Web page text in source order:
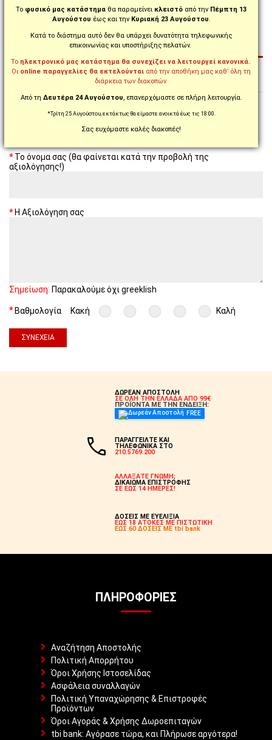
YZF R1 / 2002 - 2003
YZF R1 / 2004 - 2005
ΑΞΙΟΛΟΓΉΣΕΙΣ (2)
4.5 από 2 αξιολογήσεις!
Το όνομα σας (θα φαίνεται κατά την προβολή της
αξιολόγησης!)
Η Αξιολόγηση σας
Σημείωση: Παρακαλούμε όχι greeklish
Βαθμολογία Κακή Καλή
ΣΥΝΈΧΕΙΑ
ΔΩΡΕΑΝ ΑΠΟΣΤΟΛΗ
ΣΕ ΟΛΗ ΤΗΝ ΕΛΛΑΔΑ ΑΠΟ 99€
ΠΡΟΪΟΝΤΑ ΜΕ ΤΗΝ ΕΝΔΕΙΞΗ:
FREE
ΠΑΡΑΓΓΕΙΛΤΕ ΚΑΙ
ΤΗΛΕΦΩΝΙΚΑ ΣΤΟ
210.5769.200
ΑΛΛΑΞΑΤΕ ΓΝΩΜΗ;
ΔΙΚΑΙΩΜΑ ΕΠΙΣΤΡΟΦΗΣ
ΣΕ ΕΩΣ 14 ΗΜΕΡΕΣ!
ΔΟΣΕΙΣ ΜΕ ΕΥΕΛΙΞΙΑ
ΕΩΣ 18 ΑΤΟΚΕΣ ΜΕ ΠΙΣΤΩΤΙΚΗ
ΕΩΣ 60 ΔΟΣΕΙΣ ΜΕ tbi bank
ΠΛΗΡΟΦΟΡΊΕΣ
Αναζήτηση Αποστολής
Πολιτική Απορρήτου
Όροι Χρήσης Ιστοσελίδας
Ασφάλεια συναλλαγών
Πολιτική Υπαναχώρησης & Επιστροφές
Προϊόντων
Όροι Αγοράς & Χρήσης Δωροεπιταγών
tbi bank: Αγόρασε τώρα, και Πλήρωσε αργότερα!
Το φυσικό μας κατάστημα θα παραμείνει κλειστό από την Πέμπτη 13
Αυγούστου έως και τηνΚυριακή 23 Αυγούστου.
Κατά το διάστημα αυτό δεν θα υπάρχει δυνατότητα τηλεφωνικής
επικοινωνίας και υποστήριξης πελατών.
Το ηλεκτρονικό μας κατάστημα θα συνεχίζει να λειτουργεί κανονικά.
Οι online παραγγελίες θα εκτελούνται από την αποθήκη μας καθ’ όλη τη
διάρκεια των διακοπών.
Από τη Δευτέρα 24 Αυγούστου, επανερχόμαστε σε πλήρη λειτουργία.
*Τρίτη 25 Αυγούστου, εκτάκτως θα είμαστε ανοικτά έως τις 18:00.
Σας ευχόμαστε καλές διακοπές!